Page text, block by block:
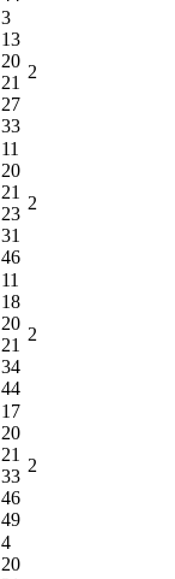
3
13
20
21
27
33
2
11
20
21
23
31
46
2
11
18
20
21
34
44
2
17
20
21
33
46
49
2
4
20